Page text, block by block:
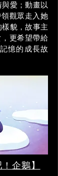
愛；動畫以
觀眾走入她
貌，故事主
更希望帶給
憶的成長故
企鵝】